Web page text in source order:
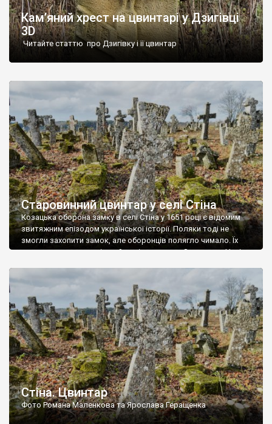
Кам’яний хрест на цвинтарі у Дзигівці
3D
Читайте статтю про Дзигівку і її цвинтар
Старовинний цвинтар у селі Стіна
Козацька оборона замку в селі Стіна у 1651 році є відомим
звитяжним епізодом української історії. Поляки тоді не
змогли захопити замок, але оборонців полягло чимало. Їх
поховали на цвинтарі, який тоді називався Замковим. Нині на
ньому чимало хрестів 19 століття, є такі, де епітафії стер […]
Стіна. Цвинтар
Фото Романа Маленкова та Ярослава Геращенка